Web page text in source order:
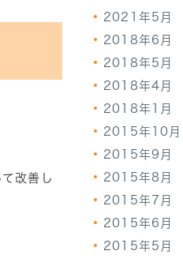
改善し
2021年5月
2018年6月
2018年5月
2018年4月
2018年1月
2015年10月
2015年9月
2015年8月
2015年7月
2015年6月
2015年5月